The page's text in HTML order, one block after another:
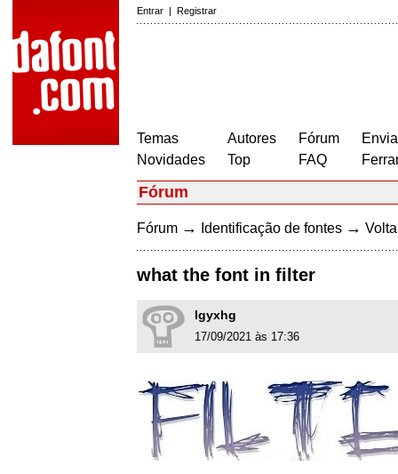
Entrar | Registrar
Temas
Novidades
Autores
Top
Fórum
FAQ
Fórum
Fórum → Identificação de fontes →
what the font in filter
Igyxhg
17/09/2021 às 17:36